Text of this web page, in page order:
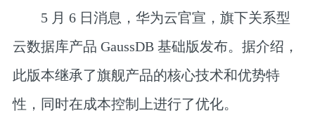
5 月 6 日消息，华为云官宣，旗下关系型
云数据库产品 GaussDB 基础版发布。据介绍，
此版本继承了旗舰产品的核心技术和优势特
性，同时在成本控制上进行了优化。